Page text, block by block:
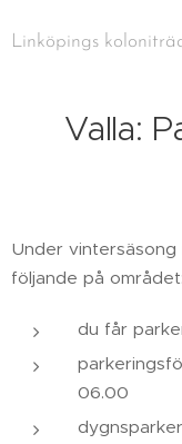
Linköpings
Valla:
Under
följande på området:
du får
06.00